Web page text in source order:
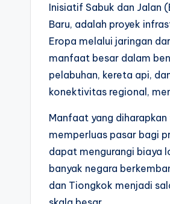
Inisiatif Sabuk dan Jalan
Baru, adalah proyek
Eropa melalui jaringan
manfaat besar dalam
pelabuhan, kereta api,
konektivitas regional,
Manfaat yang
memperluas pasar bagi
dapat mengurangi biaya
banyak negara
dan Tiongkok menjadi